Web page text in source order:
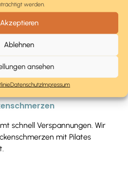
werden.
Akzeptieren
Ablehnen
ansehen
DatenschutzImpressum
Übungen kennen. Der
mal gesagt: Nach 10-mal
Unterschied, nach 20-mal
überraschen!
schnell Verspannungen. Wir
mit Pilates